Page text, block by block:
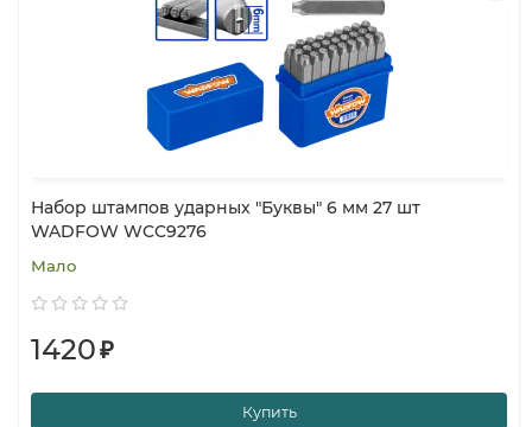
Набор штампов ударных "Буквы" 6 мм 27 шт
WADFOW WCC9276
Мало
1420₽
Купить